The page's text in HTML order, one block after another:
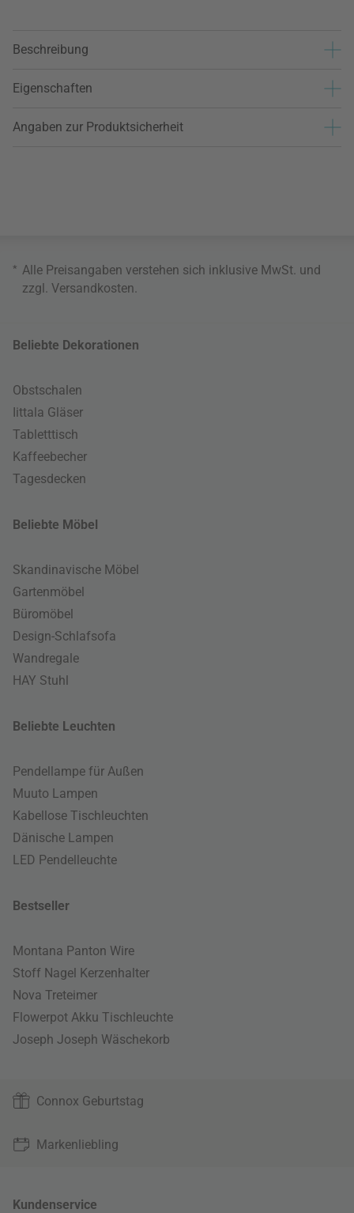
Beschreibung
Eigenschaften
Angaben zur Produktsicherheit
* Alle Preisangaben verstehen sich inklusive MwSt. und
zzgl. Versandkosten
Beliebte Dekorationen
Obstschalen
Iittala Gläser
Tabletttisch
Kaffeebecher
Tagesdecken
Beliebte Möbel
Skandinavische Möbel
Gartenmöbel
Büromöbel
Design-Schlafsofa
Wandregale
HAY Stuhl
Beliebte Leuchten
Pendellampe für Außen
Muuto Lampen
Kabellose Tischleuchten
Dänische Lampen
LED Pendelleuchte
Bestseller
Montana Panton Wire
Stoff Nagel Kerzenhalter
Nova Treteimer
Flowerpot Akku Tischleuchte
Joseph Joseph Wäschekorb
Connox Geburtstag
Markenliebling
Kundenservice